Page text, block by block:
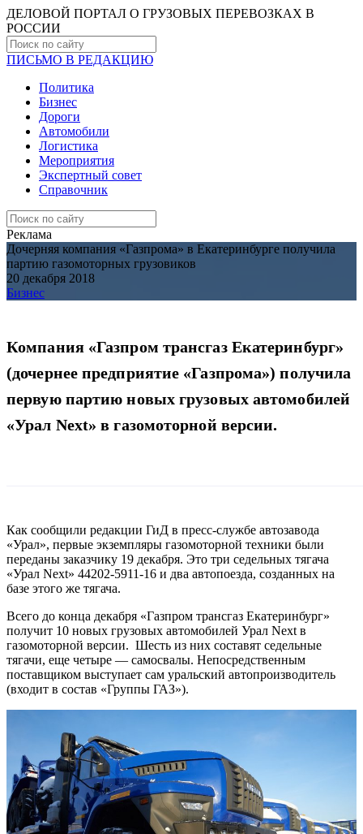
ДЕЛОВОЙ ПОРТАЛ О ГРУЗОВЫХ ПЕРЕВОЗКАХ В
РОCСИИ
ПИСЬМО В РЕДАКЦИЮ
Политика
Бизнес
Дороги
Автомобили
Логистика
Мероприятия
Экспертный совет
Справочник
Реклама
Дочерняя компания «Газпрома» в Екатеринбурге получила
партию газомоторных грузовиков
20 декабря 2018
Бизнес
Компания «Газпром трансгаз Екатеринбург»
(дочернее предприятие «Газпрома») получила
первую партию новых грузовых автомобилей
«Урал Next» в газомоторной версии.
Как сообщили редакции ГиД в пресс-службе автозавода
«Урал», первые экземпляры газомоторной техники были
переданы заказчику 19 декабря. Это три седельных тягача
«Урал Next» 44202-5911-16 и два автопоезда, созданных на
базе этого же тягача.
Всего до конца декабря «Газпром трансгаз Екатеринбург»
получит 10 новых грузовых автомобилей Урал Next в
газомоторной версии. Шесть из них составят седельные
тягачи, еще четыре — самосвалы. Непосредственным
поставщиком выступает сам уральский автопроизводитель
(входит в состав «Группы ГАЗ»).